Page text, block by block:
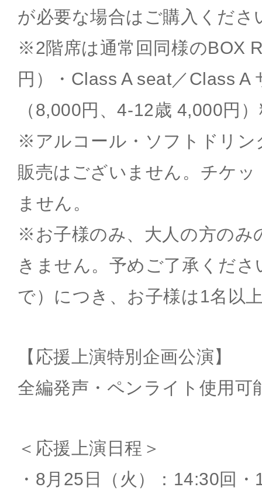
が必要な場合はご購入くださ
※2階席は通常回同様のBOX
円）・Class A seat／Class A
（8,000円、4-12歳 4,000円
※アルコール・ソフトドリン
販売はございません。チケ
ません。
※お子様のみ、大人の方のみ
きません。予めご了承くだ
で）につき、お子様は1名以
【応援上演特別企画公演】
全編発声・ペンライト使用可
＜応援上演日程＞
・8月25日（火）：14:30回